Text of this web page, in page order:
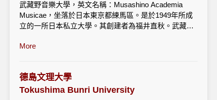
武藏野音樂大學，英文名稱：Musashino Academia
Musicae，坐落於日本東京都練馬區。是於1949年所成
立的一所日本私立大學。其創建者為福井直秋。武藏野
學校也誕生了很多從事音樂教育的優秀教員。大學學部
有部分學科面對留學生招生。大學院設有音樂研究科
（博士前期·後期）。在日本，音樂學校的誕生比較晚，
More
德島文理大學
Tokushima Bunri University